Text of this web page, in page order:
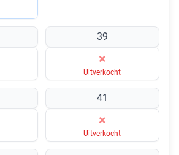
39
×
Uitverkocht
41
×
Uitverkocht